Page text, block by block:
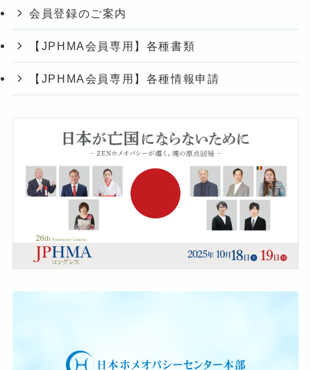
会員登録のご案内
【JPHMA会員専用】各種書類
【JPHMA会員専用】各種情報申請